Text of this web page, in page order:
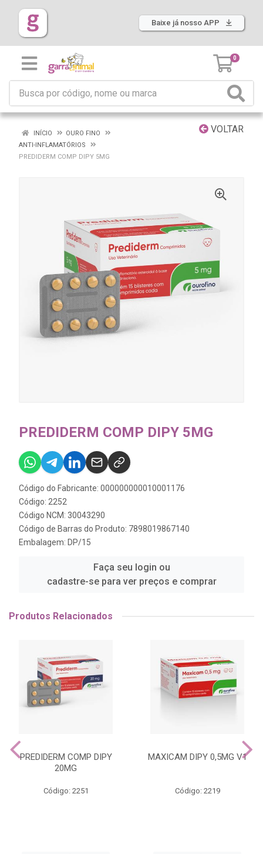
Baixe já nosso APP
0
VOLTAR
INÍCIO
OURO FINO
ANTI-INFLAMATÓRIOS
PREDIDERM COMP DIPY 5MG
PREDIDERM COMP DIPY 5MG
Código do Fabricante: 000000000010001176
Código: 2252
Código NCM: 30043290
Código de Barras do Produto: 7898019867140
Embalagem: DP/15
Faça seu login ou
cadastre-se para ver preços e comprar
Produtos Relacionados
PREDIDERM COMP DIPY
20MG
Código: 2251
MAXICAM DIPY 0,5MG V1
Código: 2219